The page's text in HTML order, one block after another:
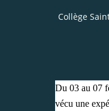
Collège
Du 03 au 07
vécu une